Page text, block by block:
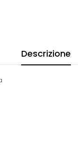
Descrizione